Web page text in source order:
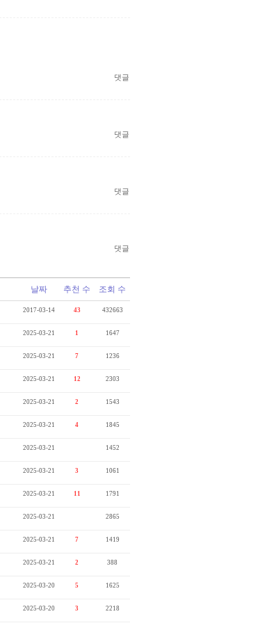
댓글
댓글
댓글
댓글
날짜 추천 수 조회 수
2017-03-14 43 432663
2025-03-21 1 1647
2025-03-21 7 1236
2025-03-21 12 2303
2025-03-21 2 1543
2025-03-21 4 1845
2025-03-21 1452
2025-03-21 3 1061
2025-03-21 11 1791
2025-03-21 2865
2025-03-21 7 1419
2025-03-21 2 388
2025-03-20 5 1625
2025-03-20 3 2218